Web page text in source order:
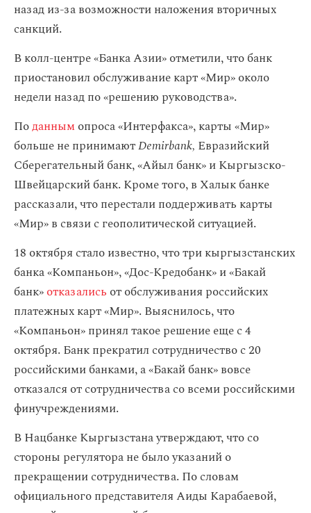
назад из-за возможности наложения вторичных
санкций.
В колл-центре «Банка Азии» отметили, что банк
приостановил обслуживание карт «Мир» около
недели назад по «решению руководства».
Поданным опроса «Интерфакса», карты «Мир»
больше не принимаютDemirbank, Евразийский
Сберегательный банк, «Айыл банк» и Кыргызско-
Швейцарский банк. Кроме того, в Халык банке
рассказали, что перестали поддерживать карты
«Мир» в связи с геополитической ситуацией.
18 октября стало известно, что три кыргызстанских
банка «Компаньон», «Дос-Кредобанк» и «Бакай
банк»отказались от обслуживания российских
платежных карт «Мир». Выяснилось, что
«Компаньон» принял такое решение еще с 4
октября. Банк прекратил сотрудничество с 20
российскими банками, а «Бакай банк» вовсе
отказался от сотрудничества со всеми российскими
финучреждениями.
В Нацбанке Кыргызстана утверждают, что со
стороны регулятора не было указаний о
прекращении сотрудничества. По словам
официального представителя Аиды Карабаевой,